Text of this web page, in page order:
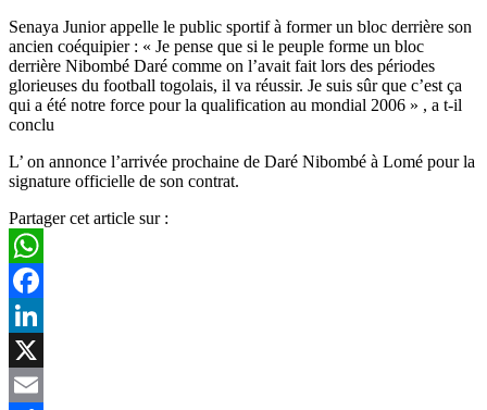
Senaya Junior appelle le public sportif à former un bloc derrière son
ancien coéquipier : « Je pense que si le peuple forme un bloc
derrière Nibombé Daré comme on l’avait fait lors des périodes
glorieuses du football togolais, il va réussir. Je suis sûr que c’est ça
qui a été notre force pour la qualification au mondial 2006 » , a t-il
conclu
L’ on annonce l’arrivée prochaine de Daré Nibombé à Lomé pour la
signature officielle de son contrat.
Partager cet article sur :
WhatsApp
Facebook
LinkedIn
X